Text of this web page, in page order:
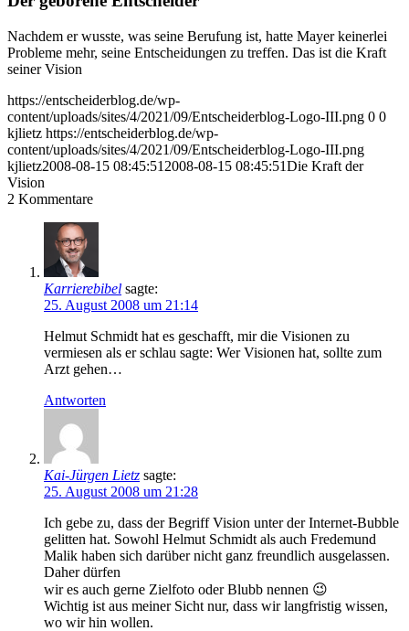
Nachdem er wusste, was seine Berufung ist, hatte Mayer keinerlei
Probleme mehr, seine Entscheidungen zu treffen. Das ist die Kraft
seiner Vision
https://entscheiderblog.de/wp-
content/uploads/sites/4/2021/09/Entscheiderblog-Logo-III.png 0 0
kjlietz https://entscheiderblog.de/wp-
content/uploads/sites/4/2021/09/Entscheiderblog-Logo-III.png
kjlietz2008-08-15 08:45:51 2008-08-15 08:45:51Die Kraft der
Vision
2 Kommentare
Karrierebibel sagte:
25. August 2008 um 21:14
Helmut Schmidt hat es geschafft, mir die Visionen zu
vermiesen als er schlau sagte: Wer Visionen hat, sollte zum
Arzt gehen…
Antworten
Kai-Jürgen Lietz sagte:
25. August 2008 um 21:28
Ich gebe zu, dass der Begriff Vision unter der Internet-Bubble
gelitten hat. Sowohl Helmut Schmidt als auch Fredemund
Malik haben sich darüber nicht ganz freundlich ausgelassen.
Daher dürfen
wir es auch gerne Zielfoto oder Blubb nennen 😉
Wichtig ist aus meiner Sicht nur, dass wir langfristig wissen,
wo wir hin wollen.